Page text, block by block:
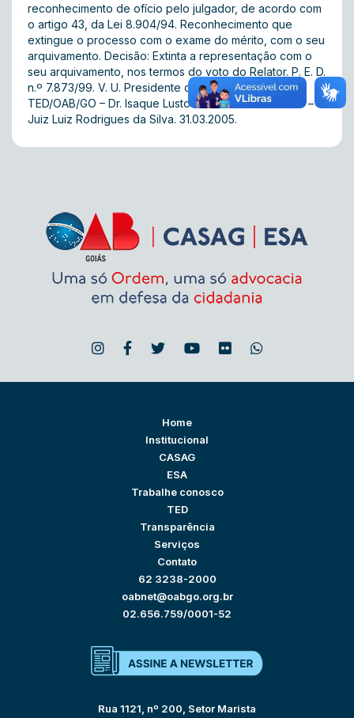
reconhecimento de ofício pelo julgador, de acordo com
o artigo 43, da Lei 8.904/94. Reconhecimento que
extingue o processo com o exame do mérito, com o seu
arquivamento. Decisão: Extinta a representação com o
seu arquivamento, nos termos do voto do Relator. P. E. D.
n.º 7.873/99. V. U. Presidente da 3ª Turma do
TED/OAB/GO – Dr. Isaque Lustosa de Oliveira. Relator –
Juiz Luiz Rodrigues da Silva. 31.03.2005.
Home
Institucional
CASAG
ESA
Trabalhe conosco
TED
Transparência
Serviços
Contato
62 3238-2000
oabnet@oabgo.org.br
02.656.759/0001-52
Rua 1121, nº 200, Setor Marista